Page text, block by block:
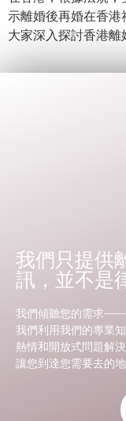
示離婚後再婚在香
大家深入探討香港離
我們只提供
訊，並不是
我們傾聽您的需求——
我們利用我們的專業知
熱情和開放式問題解
讓您到達您需要去的地